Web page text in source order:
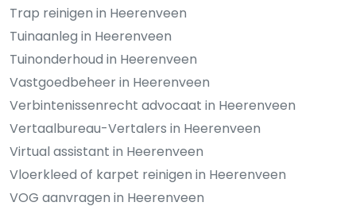
Trap reinigen in Heerenveen
Tuinaanleg in Heerenveen
Tuinonderhoud in Heerenveen
Vastgoedbeheer in Heerenveen
Verbintenissenrecht advocaat in Heerenveen
Vertaalbureau-Vertalers in Heerenveen
Virtual assistant in Heerenveen
Vloerkleed of karpet reinigen in Heerenveen
VOG aanvragen in Heerenveen